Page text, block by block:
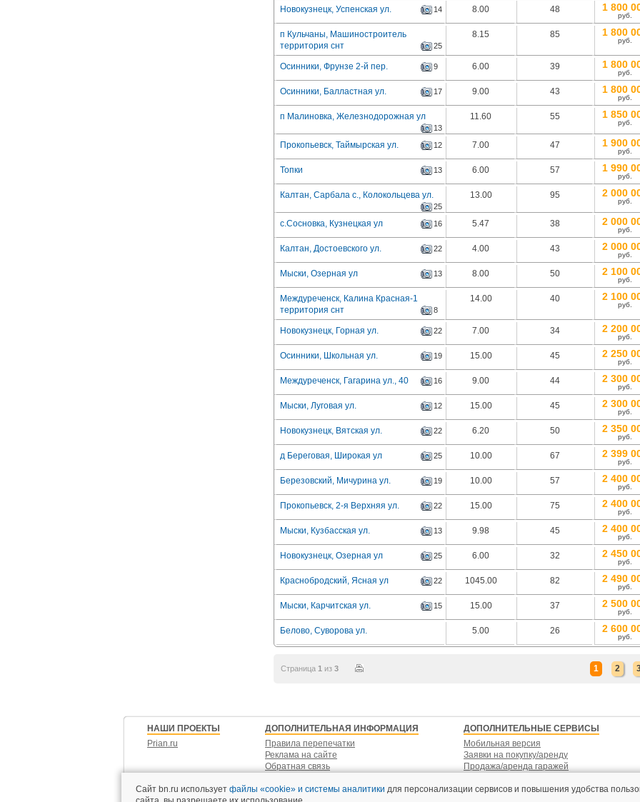
Новокузнецк, Успенская ул. 14 8.00 48 1 800
руб.
п Кульчаны, Машиностроитель
территория снт
25
8.15 85 1 800
руб.
Осинники, Фрунзе 2-й пер. 9 6.00 39 1 800
руб.
Осинники, Балластная ул. 17 9.00 43 1 800
руб.
п Малиновка, Железнодорожная ул
13
11.60 55 1 850
руб.
Прокопьевск, Таймырская ул. 12 7.00 47 1 900
руб.
Топки 13 6.00 57 1 990
руб.
Калтан, Сарбала с., Колокольцева ул.
25
13.00 95 2 000
руб.
с.Сосновка, Кузнецкая ул 16 5.47 38 2 000
руб.
Калтан, Достоевского ул. 22 4.00 43 2 000
руб.
Мыски, Озерная ул 13 8.00 50 2 100
руб.
Междуреченск, Калина Красная-1
территория снт
8
14.00 40 2 100
руб.
Новокузнецк, Горная ул. 22 7.00 34 2 200
руб.
Осинники, Школьная ул. 19 15.00 45 2 250
руб.
Междуреченск, Гагарина ул., 40 16 9.00 44 2 300
руб.
Мыски, Луговая ул. 12 15.00 45 2 300
руб.
Новокузнецк, Вятская ул. 22 6.20 50 2 350
руб.
д Береговая, Широкая ул 25 10.00 67 2 399
руб.
Березовский, Мичурина ул. 19 10.00 57 2 400
руб.
Прокопьевск, 2-я Верхняя ул. 22 15.00 75 2 400
руб.
Мыски, Кузбасская ул. 13 9.98 45 2 400
руб.
Новокузнецк, Озерная ул 25 6.00 32 2 450
руб.
Краснобродский, Ясная ул 22 1045.00 82 2 490
руб.
Мыски, Карчитская ул. 15 15.00 37 2 500
руб.
Белово, Суворова ул. 5.00 26 2 600
руб.
Страница 1 из 3 1 2
НАШИ ПРОЕКТЫ
Prian.ru
ДОПОЛНИТЕЛЬНАЯ ИНФОРМАЦИЯ
Правила перепечатки
Реклама на сайте
Обратная связь
ДОПОЛНИТЕЛЬНЫЕ СЕРВИСЫ
Мобильная версия
Заявки на покупку/аренду
Продажа/аренда гаражей
Сайт bn.ru использует файлы «cookie» и системы аналитики для персонализации сервисов и повышения удобства